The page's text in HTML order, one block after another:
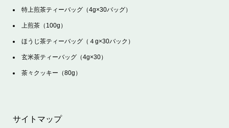
特上煎茶ティーバッグ（4g×30バッグ）
上煎茶（100g）
ほうじ茶ティーバッグ（４g×30バック）
玄米茶ティーバッグ（4g×30）
茶々クッキー（80g）
サイトマップ